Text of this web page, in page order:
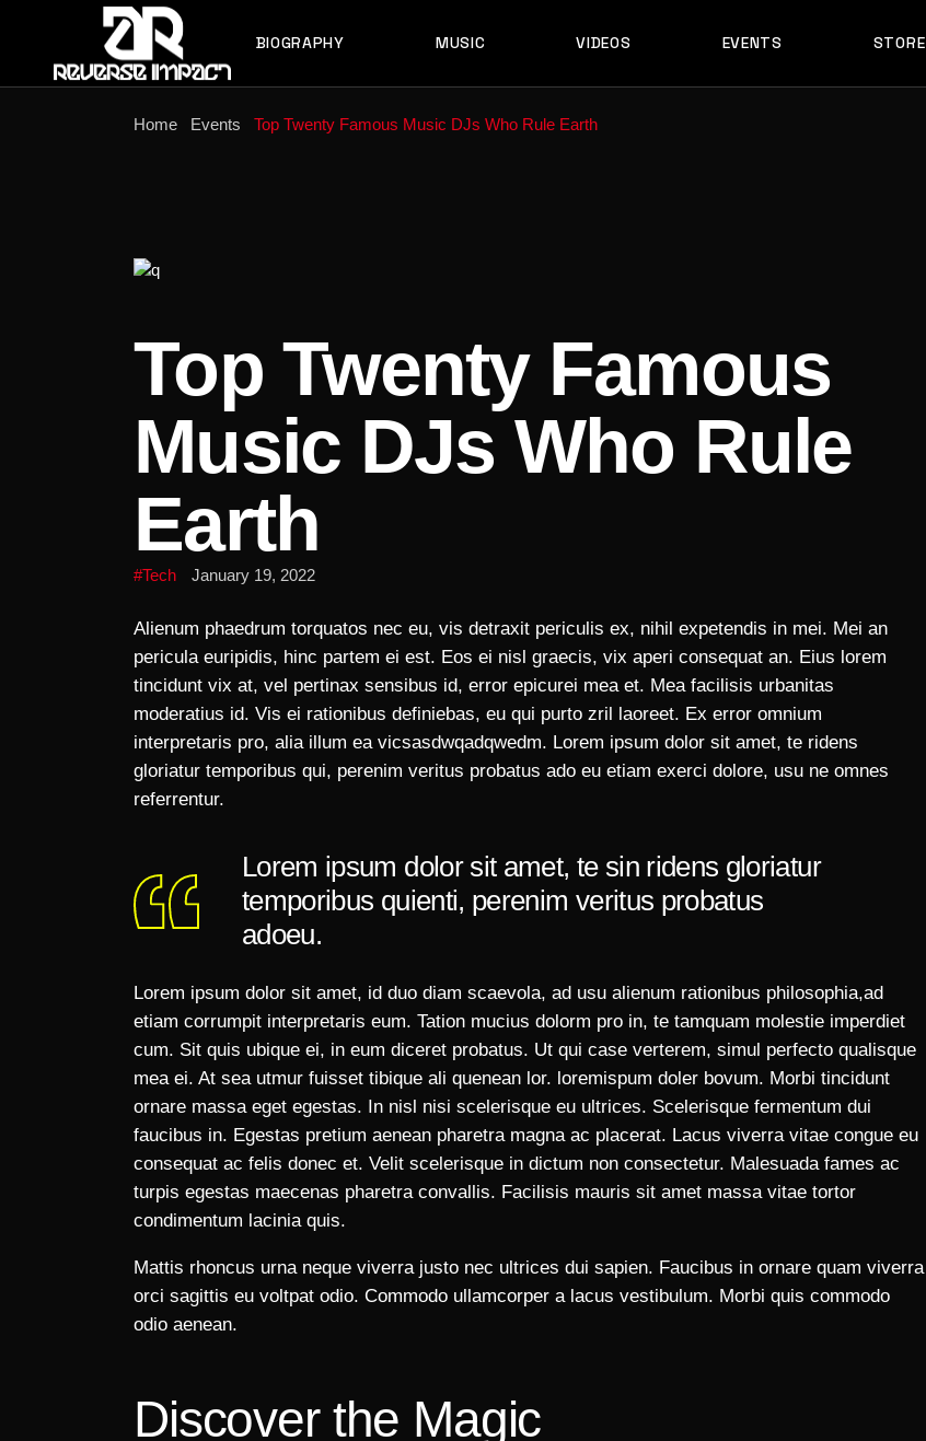
BIOGRAPHY MUSIC VIDEOS EVENTS STORE
Home Events Top Twenty Famous Music DJs Who Rule Earth
Top Twenty Famous
Music DJs Who Rule
Earth
Tech January 19, 2022
Alienum phaedrum torquatos nec eu, vis detraxit periculis ex, nihil expetendis in mei. Mei an
pericula euripidis, hinc partem ei est. Eos ei nisl graecis, vix aperi consequat an. Eius lorem
tincidunt vix at, vel pertinax sensibus id, error epicurei mea et. Mea facilisis urbanitas
moderatius id. Vis ei rationibus definiebas, eu qui purto zril laoreet. Ex error omnium
interpretaris pro, alia illum ea vicsasdwqadqwedm. Lorem ipsum dolor sit amet, te ridens
gloriatur temporibus qui, perenim veritus probatus ado eu etiam exerci dolore, usu ne omnes
referrentur.
Lorem ipsum dolor sit amet, te sin ridens gloriatur
temporibus quienti, perenim veritus probatus
adoeu.
Lorem ipsum dolor sit amet, id duo diam scaevola, ad usu alienum rationibus philosophia,ad
etiam corrumpit interpretaris eum. Tation mucius dolorm pro in, te tamquam molestie imperdiet
cum. Sit quis ubique ei, in eum diceret probatus. Ut qui case verterem, simul perfecto qualisque
mea ei. At sea utmur fuisset tibique ali quenean lor. loremispum doler bovum. Morbi tincidunt
ornare massa eget egestas. In nisl nisi scelerisque eu ultrices. Scelerisque fermentum dui
faucibus in. Egestas pretium aenean pharetra magna ac placerat. Lacus viverra vitae congue eu
consequat ac felis donec et. Velit scelerisque in dictum non consectetur. Malesuada fames ac
turpis egestas maecenas pharetra convallis. Facilisis mauris sit amet massa vitae tortor
condimentum lacinia quis.
Mattis rhoncus urna neque viverra justo nec ultrices dui sapien. Faucibus in ornare quam viverra
orci sagittis eu voltpat odio. Commodo ullamcorper a lacus vestibulum. Morbi quis commodo
odio aenean.
Discover the Magic